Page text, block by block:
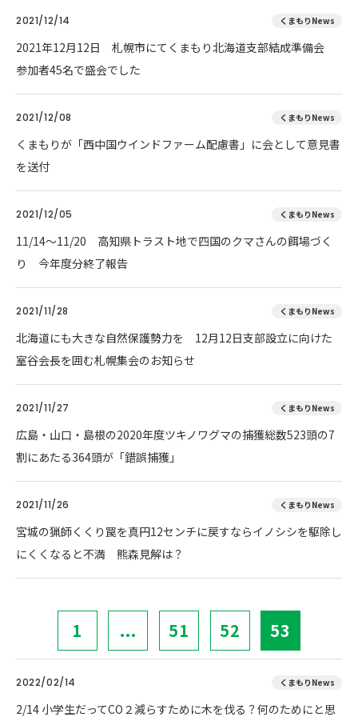
2021/12/14 くまもりNews
2021年12月12日 札幌市にてくまもり北海道支部結成準備会
参加者45名で盛会でした
2021/12/08 くまもりNews
くまもりが「西中国ウインドファーム配慮書」に会として意見書
を送付
2021/12/05 くまもりNews
11/14～11/20 高知県トラスト地で四国のクマさんの餌場づく
り 今年度分終了報告
2021/11/28 くまもりNews
北海道にも大きな自然保護勢力を 12月12日支部設立に向けた
室谷会長を囲む札幌集会のお知らせ
2021/11/27 くまもりNews
広島・山口・島根の2020年度ツキノワグマの捕獲総数523頭の7
割にあたる364頭が「錯誤捕獲」
2021/11/26 くまもりNews
宮城の猟師くくり罠を真円12センチに戻すならイノシシを駆除し
にくくなると不満 熊森見解は？
1 ... 51 52 53
2022/02/14 くまもりNews
2/14 小学生だってCO２減らすために木を伐る？何のためにと思